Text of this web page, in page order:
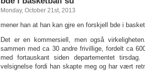
Monday, October 21st, 2013
mener han at han kan gjre en forskjell bde i
Det er en kommersiell, men også
sammen med ca 30 andre frivillige, fordelt ca
med fortauskant siden departementet
velsignelse fordi han skapte meg og har vært